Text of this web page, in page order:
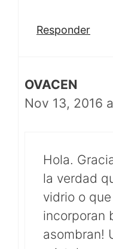
Responder
OVACEN
Nov 13, 2016
Hola.
la verdad
vidrio o
incorporan
asombran!